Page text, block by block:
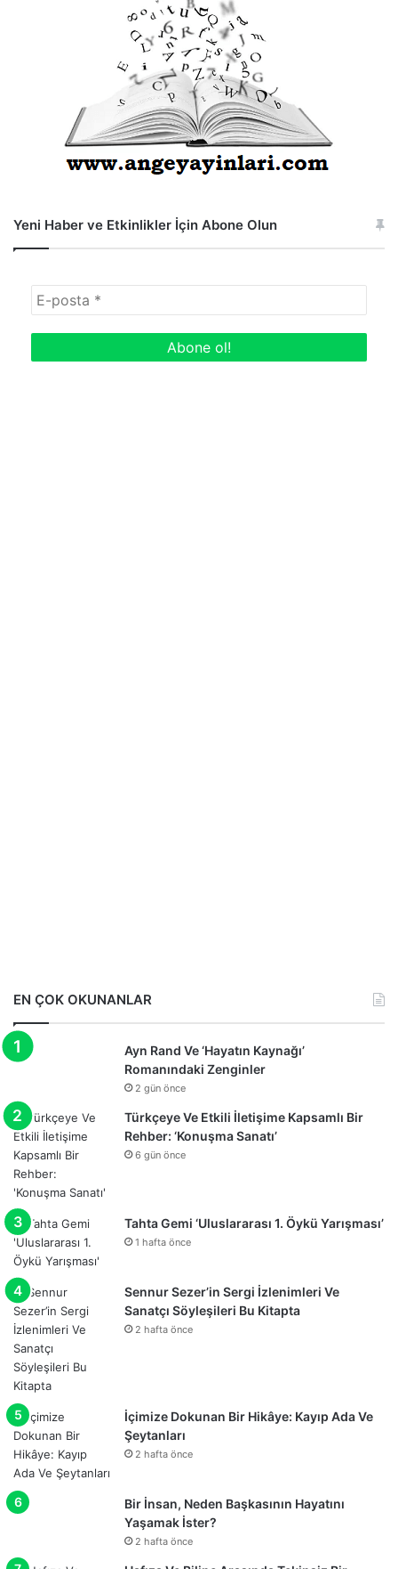
Yeni Haber ve Etkinlikler İçin Abone Olun
EN ÇOK OKUNANLAR
Ayn Rand Ve ‘Hayatın Kaynağı’
Romanındaki Zenginler
2 gün önce
Türkçeye Ve Etkili İletişime Kapsamlı Bir
Rehber: ‘Konuşma Sanatı’
6 gün önce
Tahta Gemi ‘Uluslararası 1. Öykü Yarışması’
1 hafta önce
Sennur Sezer’in Sergi İzlenimleri Ve
Sanatçı Söyleşileri Bu Kitapta
2 hafta önce
İçimize Dokunan Bir Hikâye: Kayıp Ada Ve
Şeytanları
2 hafta önce
Bir İnsan, Neden Başkasının Hayatını
Yaşamak İster?
2 hafta önce